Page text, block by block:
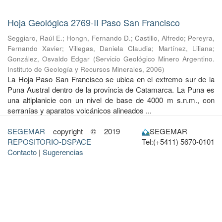
Hoja Geológica 2769-II Paso San Francisco
Seggiaro, Raúl E.; Hongn, Fernando D.; Castillo, Alfredo; Pereyra,
Fernando Xavier; Villegas, Daniela Claudia; Martínez, Liliana;
González, Osvaldo Edgar (Servicio Geológico Minero Argentino.
Instituto de Geología y Recursos Minerales, 2006)
La Hoja Paso San Francisco se ubica en el extremo sur de la
Puna Austral dentro de la provincia de Catamarca. La Puna es
una altiplanicie con un nivel de base de 4000 m s.n.m., con
serranías y aparatos volcánicos alineados ...
SEGEMAR copyright © 2019
REPOSITORIO-DSPACE
Contacto | Sugerencias
SEGEMAR
Tel:(+5411) 5670-0101